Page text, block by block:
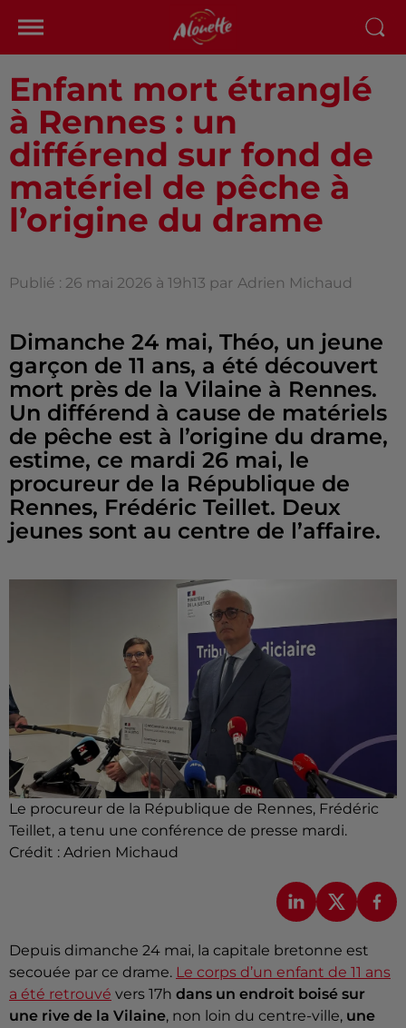
Enfant mort étranglé
à Rennes : un
différend sur fond de
matériel de pêche à
l’origine du drame
Publié : 26 mai 2026 à 19h13 par Adrien Michaud
Dimanche 24 mai, Théo, un jeune
garçon de 11 ans, a été découvert
mort près de la Vilaine à Rennes.
Un différend à cause de matériels
de pêche est à l’origine du drame,
estime, ce mardi 26 mai, le
procureur de la République de
Rennes, Frédéric Teillet. Deux
jeunes sont au centre de l’affaire.
Le procureur de la République de Rennes, Frédéric
Teillet, a tenu une conférence de presse mardi.
Crédit : Adrien Michaud
Depuis dimanche 24 mai, la capitale bretonne est
secouée par ce drame. Le corps d’un enfant de 11 ans
a été retrouvé vers 17h dans un endroit boisé sur
une rive de la Vilaine, non loin du centre-ville, une